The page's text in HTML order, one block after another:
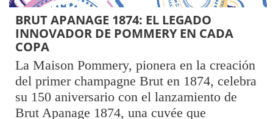
BRUT APANAGE 1874: EL LEGADO
INNOVADOR DE POMMERY EN CADA
COPA
La Maison Pommery, pionera en la creación
del primer champagne Brut en 1874, celebra
su 150 aniversario con el lanzamiento de
Brut Apanage 1874, una cuvée que